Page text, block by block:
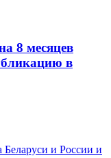
8 месяцев
в
и России и